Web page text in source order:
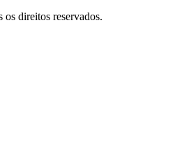
direitos reservados.